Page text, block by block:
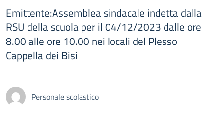
Emittente:Assemblea sindacale indetta dalla
RSU della scuola per il 04/12/2023 dalle ore
8.00 alle ore 10.00 nei locali del Plesso
Cappella dei Bisi
Personale scolastico